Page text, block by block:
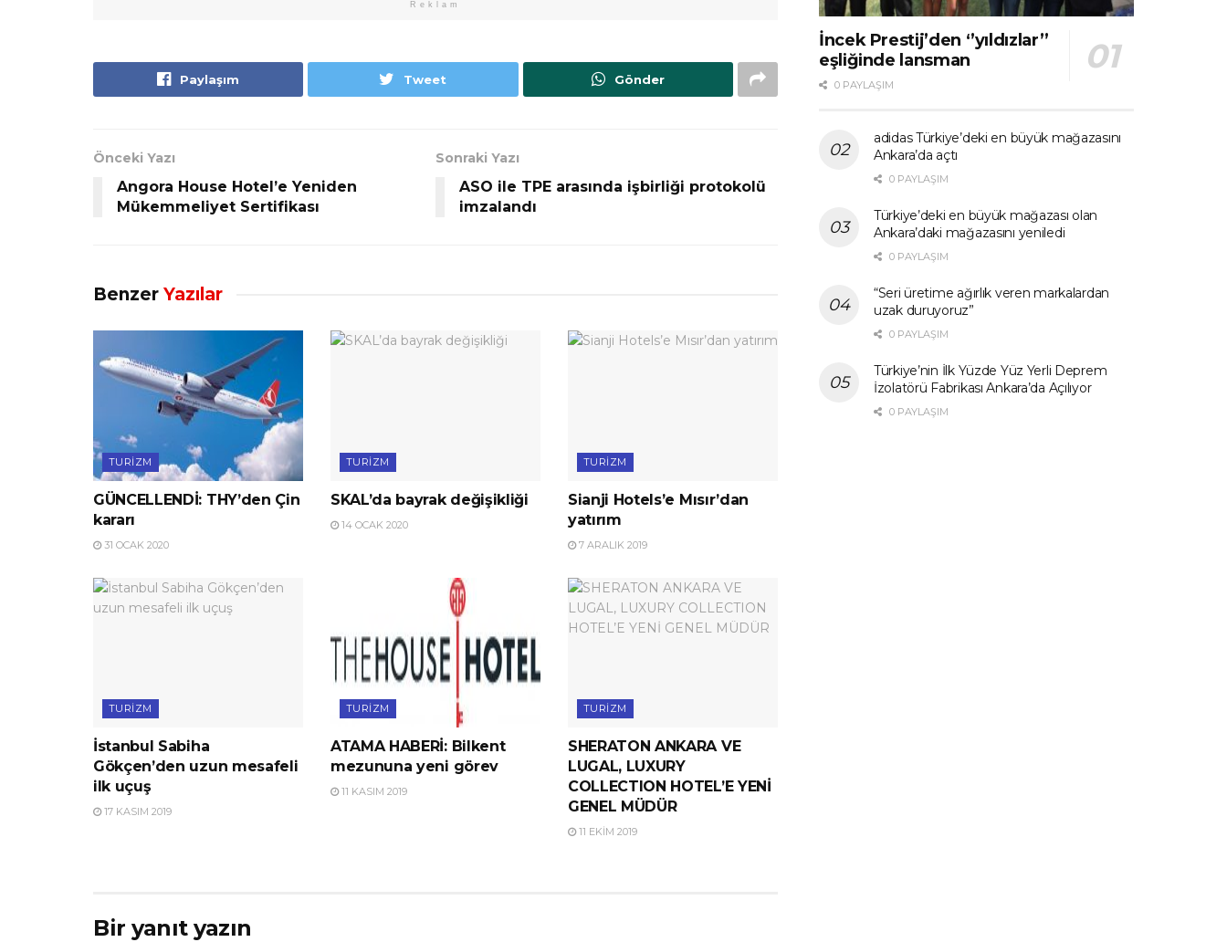
Reklam
Paylaşım Tweet Gönder
Önceki Yazı
Angora House Hotel’e Yeniden
Mükemmeliyet Sertifikası
Sonraki Yazı
ASO ile TPE arasında işbirliği protokolü
imzalandı
Benzer Yazılar
TURIZM
GÜNCELLENDİ: THY’den Çin
kararı
31 OCAK 2020
TURIZM
SKAL’da bayrak değişikliği
14 OCAK 2020
TURIZM
Sianji Hotels’e Mısır’dan
yatırım
7 ARALIK 2019
TURIZM
İstanbul Sabiha
Gökçen’den uzun mesafeli
ilk uçuş
17 KASIM 2019
TURIZM
ATAMA HABERİ: Bilkent
mezununa yeni görev
11 KASIM 2019
TURIZM
SHERATON ANKARA VE
LUGAL, LUXURY
COLLECTION HOTEL’E YENİ
GENEL MÜDÜR
11 EKIM 2019
Bir yanıt yazın
İncek Prestij’den ‘’yıldızlar’’
eşliğinde lansman
0 PAYLAŞIM
adidas Türkiye’deki en büyük mağazasını
Ankara’da açtı
0 PAYLAŞIM
Türkiye’deki en büyük mağazası olan
Ankara’daki mağazasını yeniledi
0 PAYLAŞIM
“Seri üretime ağırlık veren markalardan
uzak duruyoruz”
0 PAYLAŞIM
Türkiye’nin İlk Yüzde Yüz Yerli Deprem
İzolatörü Fabrikası Ankara’da Açılıyor
0 PAYLAŞIM